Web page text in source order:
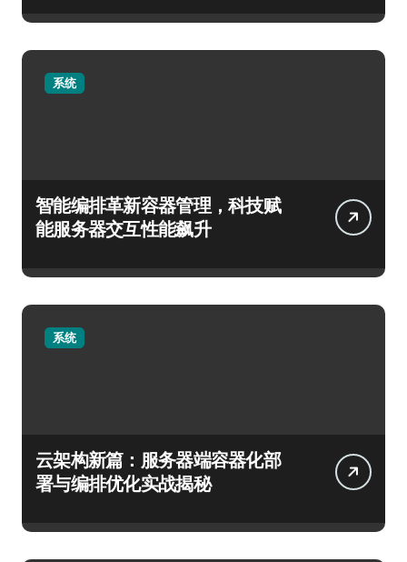
系统
智能编排革新容器管理，科技赋
能服务器交互性能飙升
系统
云架构新篇：服务器端容器化部
署与编排优化实战揭秘